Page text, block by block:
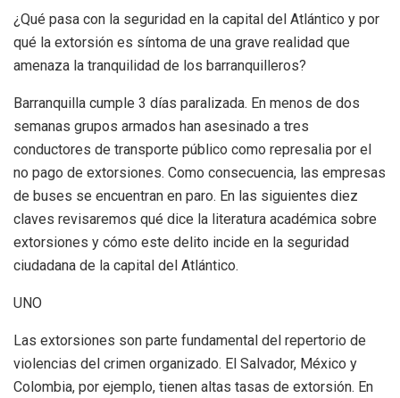
¿Qué pasa con la seguridad en la capital del Atlántico y por
qué la extorsión es síntoma de una grave realidad que
amenaza la tranquilidad de los barranquilleros?
Barranquilla cumple 3 días paralizada. En menos de dos
semanas grupos armados han asesinado a tres
conductores de transporte público como represalia por el
no pago de extorsiones. Como consecuencia, las empresas
de buses se encuentran en paro. En las siguientes diez
claves revisaremos qué dice la literatura académica sobre
extorsiones y cómo este delito incide en la seguridad
ciudadana de la capital del Atlántico.
UNO
Las extorsiones son parte fundamental del repertorio de
violencias del crimen organizado. El Salvador, México y
Colombia, por ejemplo, tienen altas tasas de extorsión. En